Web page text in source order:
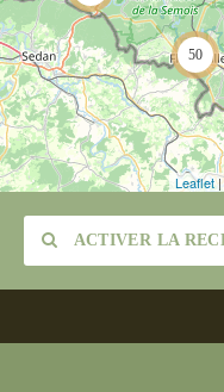
50
Leaflet|
ACTIVER LA